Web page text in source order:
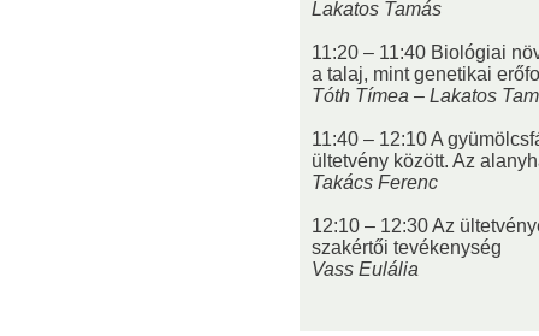
Lakatos Tamás
11:20 – 11:40 Biológiai
a talaj, mint genetikai
Tóth Tímea – Lakatos
11:40 – 12:10 A
ültetvény között. Az
Takács Ferenc
12:10 – 12:30 Az
szakértői tevékenység
Vass Eulália